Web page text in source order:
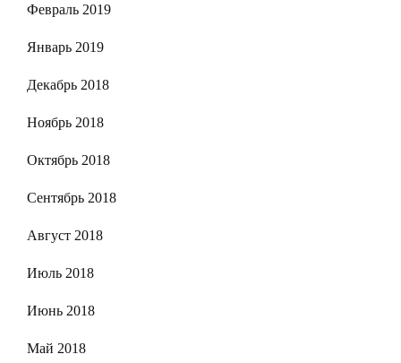
Февраль 2019
Январь 2019
Декабрь 2018
Ноябрь 2018
Октябрь 2018
Сентябрь 2018
Август 2018
Июль 2018
Июнь 2018
Май 2018